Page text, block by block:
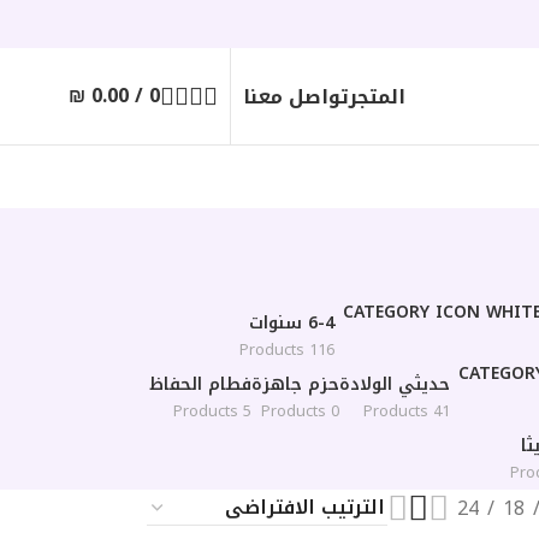
المتجرتواصل معنا 0
/
₪ 0.00
6-4 سنوات
116 Products
حديثي الولادة
41 Products
حزم جاهزة
0 Products
فطام الحفاظ
5 Products
18
24